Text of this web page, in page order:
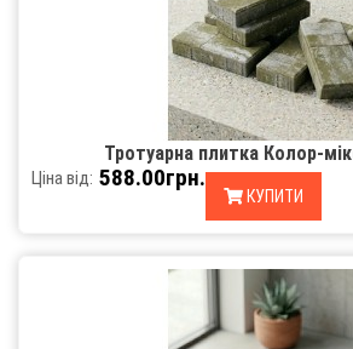
Тротуарна плитка Колор-
Ціна від: 588.00грн.
КУПИТИ